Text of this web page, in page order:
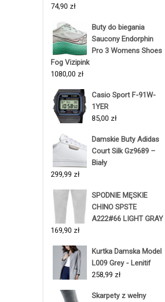
74,90 zł
Buty do biegania
Saucony Endorphin
Pro 3 Womens Shoes
Fog Vizipink
1080,00 zł
Casio Sport F-91W-
1YER
85,00 zł
Damskie Buty Adidas
Court Silk Gz9689 –
Biały
299,99 zł
SPODNIE MĘSKIE
CHINO SPSTE
A222#66 LIGHT GRAY
169,90 zł
Kurtka Damska Model
L009 Grey - Lenitif
258,99 zł
Skarpety z wełny